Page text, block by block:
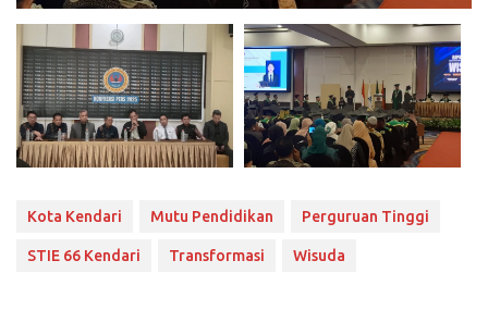
Kota Kendari Mutu Pendidikan Perguruan Tinggi
STIE 66 Kendari Transformasi Wisuda